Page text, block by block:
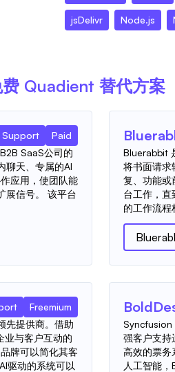
jsDelivr Node.js
Quadient 替代方案
Support
Paid
SaaS公司的
聊天、专属的AI
应用，使团队能
展信号。 该平台
Bluerabbit
将书面请求
复、功能或
台工作，直
的工作流程
Freemium
先提供商。借助
业与客户互动的
牌可以简化其客
驱动的系统可以
Syncfusion
强客户支持
高效的票务
人工智能